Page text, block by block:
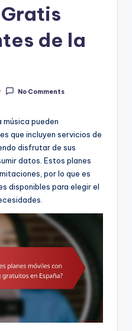
de la
No Comments
música pueden
que incluyen servicios de
disfrutar de sus
datos. Estos planes
por lo que es
disponibles para elegir el